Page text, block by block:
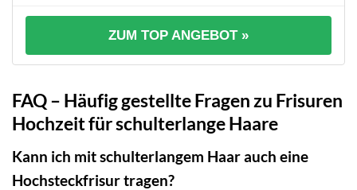
ZUM TOP ANGEBOT »
FAQ – Häufig gestellte Fragen zu Frisuren
Hochzeit für schulterlange Haare
Kann ich mit schulterlangem Haar auch eine
Hochsteckfrisur tragen?